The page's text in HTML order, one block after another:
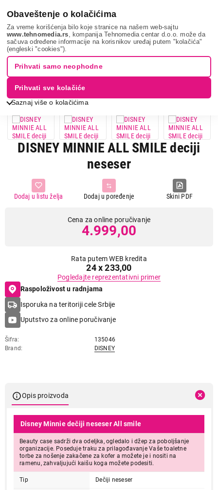
Obaveštenje o kolačićima
Za vreme korišćenja bilo koje stranice na našem web-sajtu
www.tehnomedia.rs , kompanija Tehnomedia centar d.o.o. može da
sačuva određene informacije na korisnikov uređaj putem "kolačića"
(engleski "cookies").
Saznaj više o kolačićima
Prihvati samo neophodne
Prihvati sve kolačiće
Sport i putovanje Torbe i rančevi Neseser
Disney minnie
a...
DISNEY MINNIE ALL SMILE deciji
neseser
Skini PDF
Dodaj u poređenje
Dodaj u listu želja
Cena za online poručivanje
4.999,00
Rata putem WEB kredita
24 x 233,00
Pogledajte reprezentativni primer
Raspoloživost u radnjama
Isporuka na teritoriji cele Srbije
Uputstvo za online poručivanje
Šifra
135046
Brand
DISNEY
Opis proizvoda
Disney Minnie dečiji neseser All smile
Beauty case sadrži dva odeljka, ogledalo i džep za poboljšanje
organizacije. Poseduje traku za prilagođavanje Vaše toaletne
torbe za nošenje zakačene za kofer a možete je i nositi na
ramenu, zahvaljujući kaišu koga možete podesiti.
Tip Dečiji neseser